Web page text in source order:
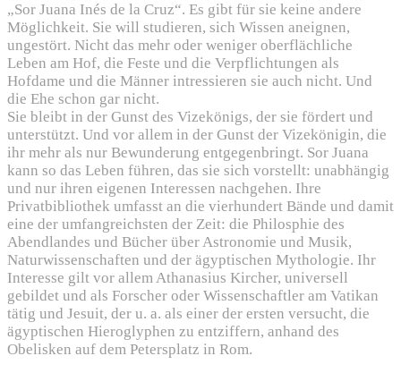
„Sor Juana Inés de la Cruz“. Es gibt für sie keine andere
Möglichkeit. Sie will studieren, sich Wissen aneignen,
ungestört. Nicht das mehr oder weniger oberflächliche
Leben am Hof, die Feste und die Verpflichtungen als
Hofdame und die Männer intressieren sie auch nicht. Und
die Ehe schon gar nicht.
Sie bleibt in der Gunst des Vizekönigs, der sie fördert und
unterstützt. Und vor allem in der Gunst der Vizekönigin, die
ihr mehr als nur Bewunderung entgegenbringt. Sor Juana
kann so das Leben führen, das sie sich vorstellt: unabhängig
und nur ihren eigenen Interessen nachgehen. Ihre
Privatbibliothek umfasst an die vierhundert Bände und damit
eine der umfangreichsten der Zeit: die Philosphie des
Abendlandes und Bücher über Astronomie und Musik,
Naturwissenschaften und der ägyptischen Mythologie. Ihr
Interesse gilt vor allem Athanasius Kircher, universell
gebildet und als Forscher oder Wissenschaftler am Vatikan
tätig und Jesuit, der u. a. als einer der ersten versucht, die
ägyptischen Hieroglyphen zu entziffern, anhand des
Obelisken auf dem Petersplatz in Rom.